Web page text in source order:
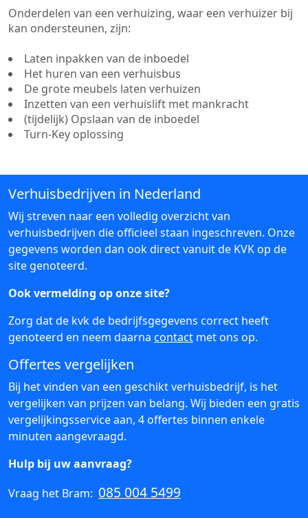
Onderdelen van een verhuizing, waar een verhuizer bij
kan ondersteunen, zijn:
Laten inpakken van de inboedel
Het huren van een verhuisbus
De grote meubels laten verhuizen
Inzetten van een verhuislift met mankracht
(tijdelijk) Opslaan van de inboedel
Turn-Key oplossing
Verhuisbedrijven in Nederland
Wij streven naar een volledig overzicht van
verhuisbedrijven die officieel staan ingeschreven. Onze
gegevens worden dan ook direct vanuit de KVK op de
site genoteerd.
Ook vermelding op onze site?
Zorg dat de kvk de bedrijfsgegevens correct heeft
genoteerd en neem daarna contact met ons op.
Offertes vergelijken
Bij het vinden van een geschikt verhuisbedrijf, is het
vergelijken van prijzen van belang. Wij bieden een gratis
vergelijkingsservice aan, 4 offertes binnen enkele
minuten aangevraagd.
Hulp bij uw aanvraag?
Vraag het Bram: 085 004 5499